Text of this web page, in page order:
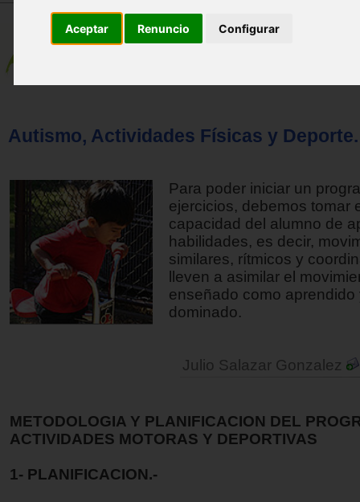
Aceptar Renuncio Configurar
Autismo, Actividades Físicas y Deporte.
Para poder iniciar un
ejercicios, debemos tomar
capacidad del alumno de
habilidades, es decir,
similares, rítmicos y
lleven a asimilar el
enseñado como aprendido
dominado.
Julio Salazar Gonzalez
METODOLOGIA Y PLANIFICACION DEL
ACTIVIDADES MOTORAS Y DEPORTIVAS
1- PLANIFICACION.-